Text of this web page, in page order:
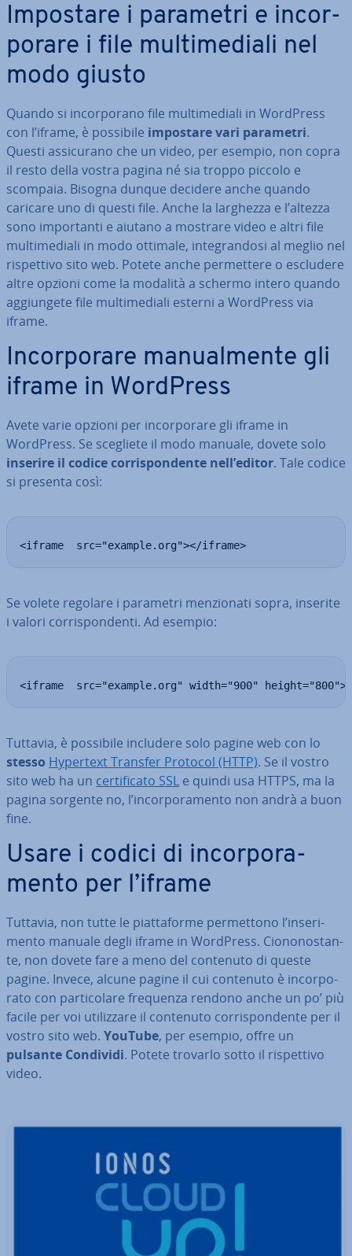
Impostare i parametri e in­cor­
po­ra­re i file mul­ti­me­dia­li nel
modo giusto
Quando si in­cor­po­ra­no file mul­ti­me­dia­li in WordPress
con l’iframe, è possibile impostare vari parametri.
Questi as­si­cu­ra­no che un video, per esempio, non copra
il resto della vostra pagina né sia troppo piccolo e
scompaia. Bisogna dunque decidere anche quando
caricare uno di questi file. Anche la larghezza e l’altezza
sono im­por­tan­ti e aiutano a mostrare video e altri file
mul­ti­me­dia­li in modo ottimale, in­te­gran­do­si al meglio nel
ri­spet­ti­vo sito web. Potete anche per­met­te­re o escludere
altre opzioni come la modalità a schermo intero quando
ag­giun­ge­te file mul­ti­me­dia­li esterni a WordPress via
iframe.
In­cor­po­ra­re ma­nual­men­te gli
iframe in WordPress
Avete varie opzioni per in­cor­po­ra­re gli iframe in
WordPress. Se scegliete il modo manuale, dovete solo
inserire il codice cor­ri­spon­den­te nell’editor. Tale codice
si presenta così:
<iframe  src="example.org"></iframe>
Se volete regolare i parametri men­zio­na­ti sopra, inserite
i valori cor­ri­spon­den­ti. Ad esempio:
<iframe  src="example.org" width="900"
Tuttavia, è possibile includere solo pagine web con lo
stesso Hypertext Transfer Protocol (HTTP). Se il vostro
sito web ha un cer­ti­fi­ca­to SSL e quindi usa HTTPS, ma la
pagina sorgente no, l’in­cor­po­ra­men­to non andrà a buon
fine.
Usare i codici di in­cor­po­ra­
men­to per l’iframe
Tuttavia, non tutte le piat­ta­for­me per­met­to­no l’in­se­ri­
men­to manuale degli iframe in WordPress. Cio­no­no­stan­
te, non dovete fare a meno del contenuto di queste
pagine. Invece, alcune pagine il cui contenuto è in­cor­po­
ra­to con par­ti­co­la­re frequenza rendono anche un po’ più
facile per voi uti­liz­za­re il contenuto cor­ri­spon­den­te per il
vostro sito web. YouTube, per esempio, offre un
pulsante Condividi. Potete trovarlo sotto il ri­spet­ti­vo
video.